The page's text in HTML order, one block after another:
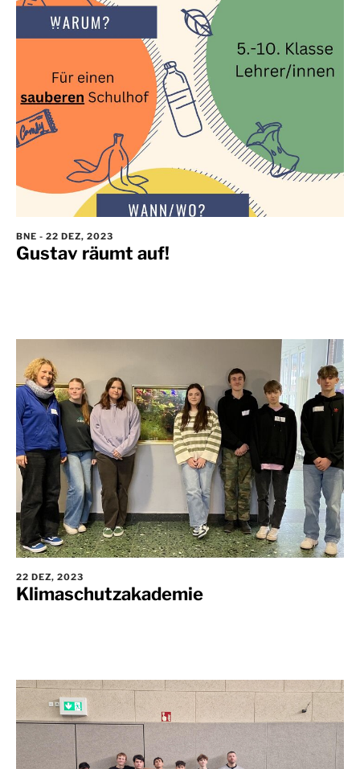
BNE - 22 DEZ, 2023
Gustav räumt auf!
22 DEZ, 2023
Klimaschutzakademie